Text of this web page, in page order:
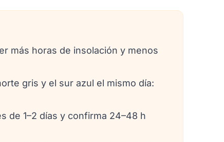
más horas de insolación y menos
gris y el sur azul el mismo día:
de 1–2 días y confirma 24–48 h